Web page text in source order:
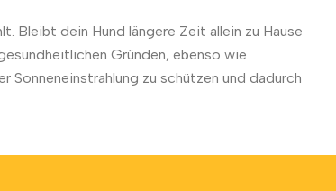
Bleibt dein Hund längere Zeit allein zu Hause
Gründen, ebenso wie
zu schützen und dadurch